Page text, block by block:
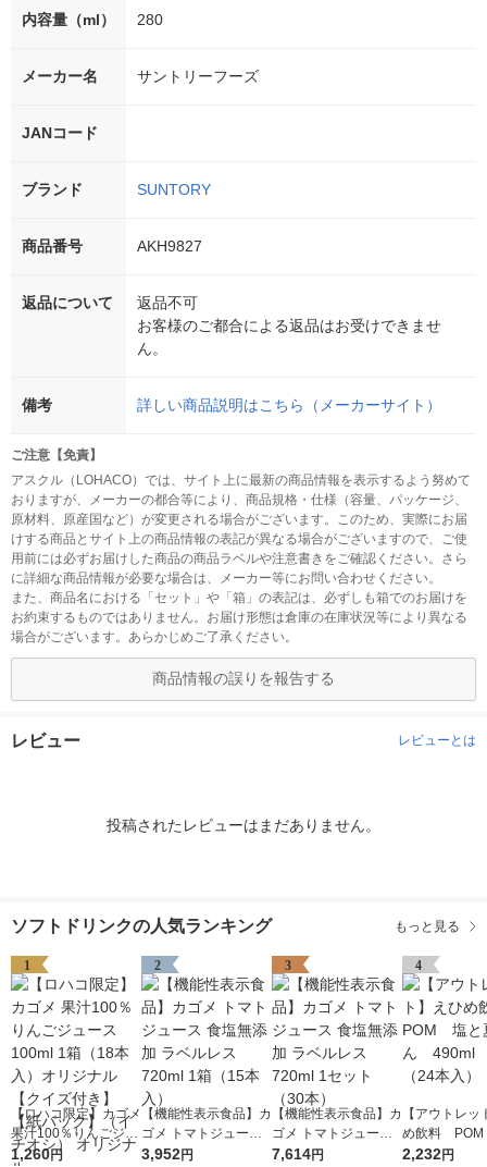
内容量（ml） 280
メーカー名 サントリーフーズ
JANコード
ブランド SUNTORY
商品番号 AKH9827
返品について
返品不可
お客様のご都合による返品はお受けできませ
ん。
備考 詳しい商品説明はこちら（メーカーサイト）
ご注意【免責】
アスクル（LOHACO）では、サイト上に最新の商品情報を表示するよう努めて
おりますが、メーカーの都合等により、商品規格・仕様（容量、パッケージ、
原材料、原産国など）が変更される場合がございます。このため、実際にお届
けする商品とサイト上の商品情報の表記が異なる場合がございますので、ご使
用前には必ずお届けした商品の商品ラベルや注意書きをご確認ください。さら
に詳細な商品情報が必要な場合は、メーカー等にお問い合わせください。
また、商品名における「セット」や「箱」の表記は、必ずしも箱でのお届けを
お約束するものではありません。お届け形態は倉庫の在庫状況等により異なる
場合がございます。あらかじめご了承ください。
商品情報の誤りを報告する
レビュー レビューとは
投稿されたレビューはまだありません。
ソフトドリンクの人気ランキング もっと見る
1
【ロハコ限定】カゴメ
果汁100％りんごジュ
ース100ml 1箱（18本
1,260円
2
【機能性表示食品】カ
ゴメ トマトジュース
食塩無添加 ラベルレ
3,952円
3
【機能性表示食品】カ
ゴメ トマトジュース
食塩無添加 ラベルレ
7,614円
4
【アウトレッ
め飲料
夏みかん
2,232円